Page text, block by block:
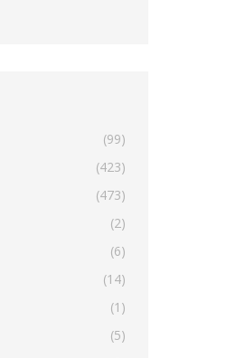
(99)
(423)
(473)
(2)
(6)
(14)
(1)
(5)